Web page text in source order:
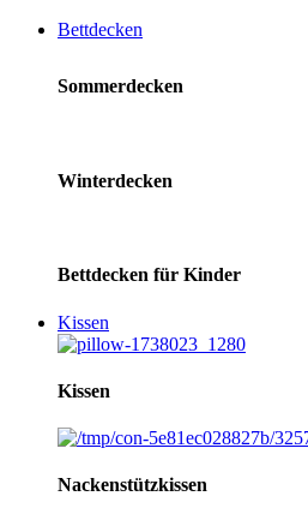
Bettdecken
Sommerdecken
Winterdecken
Bettdecken für Kinder
Kissen
Kissen
Nackenstützkissen